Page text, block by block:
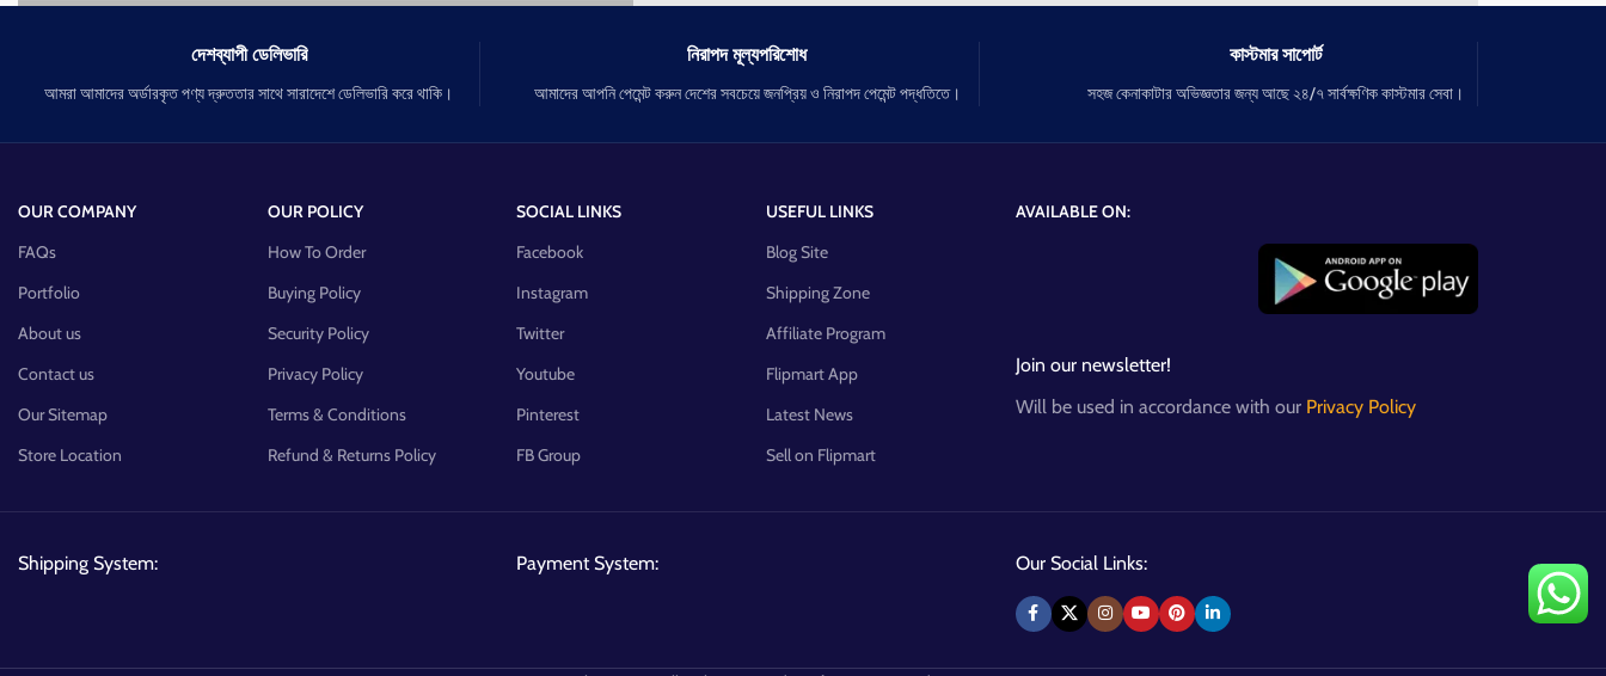
দেশব্যাপী ডেলিভারি
আমরা আমাদের অর্ডারকৃত পণ্য দ্রুততার সাথে সারাদেশে ডেলিভারি করে থাকি।
নিরাপদ মূল্যপরিশোধ
আমাদের আপনি পেমেন্ট করুন দেশের সবচেয়ে জনপ্রিয় ও নিরাপদ পেমেন্ট পদ্ধতিতে।
কাস্টমার সাপোর্ট
সহজ কেনাকাটার অভিজ্ঞতার জন্য আছে ২৪/৭ সার্বক্ষণিক কাস্টমার সেবা।
OUR COMPANY
FAQs
Portfolio
About us
Contact us
Our Sitemap
Store Location
OUR POLICY
How To Order
Buying Policy
Security Policy
Privacy Policy
Terms & Conditions
Refund & Returns Policy
SOCIAL LINKS
Facebook
Instagram
Twitter
Youtube
Pinterest
FB Group
USEFUL LINKS
Blog Site
Shipping Zone
Affiliate Program
Flipmart App
Latest News
Sell on Flipmart
AVAILABLE ON:
Join our newsletter!
Will be used in accordance with our Privacy Policy
Shipping System: Payment System: Our Social Links: